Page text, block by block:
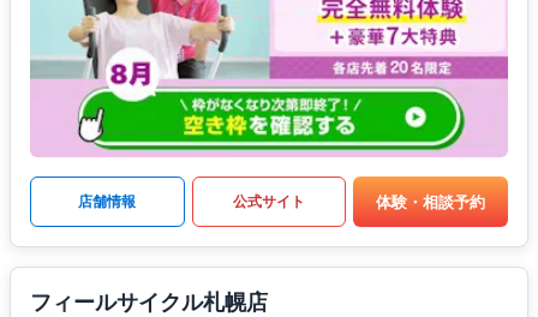
店舗情報 公式サイト 体験・相談予約
フィールサイクル札幌店